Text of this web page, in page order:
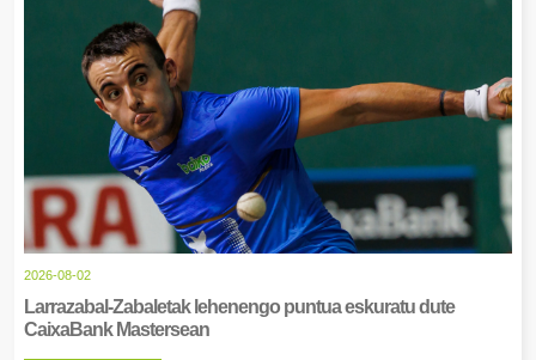
2026-08-02
Larrazabal-Zabaletak lehenengo puntua eskuratu dute
CaixaBank Mastersean